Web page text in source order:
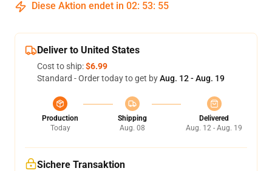
Diese Aktion endet in 02: 53: 54
Deliver to United States
Cost to ship:$6.99
Standard - Order today to get byAug. 12 - Aug. 19
Production
Today
Shipping
Aug. 08
Delivered
Aug. 12 - Aug. 19
Sichere Transaktion